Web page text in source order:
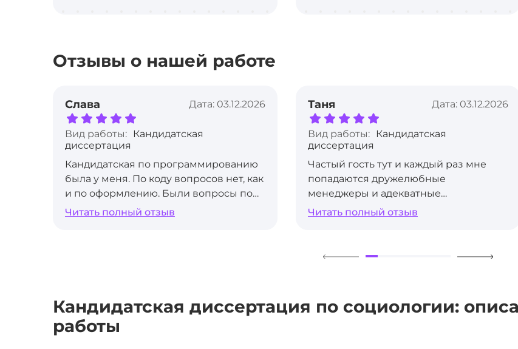
Отзывы о нашей работе
Слава Дата: 03.12.2026
Вид работы:
Кандидатская
диссертация
Кандидатская по программированию
была у меня. По коду вопросов нет, как
и по оформлению. Были вопросы по
таймингу и по последовательности
Читать полный отзыв
Таня Дата: 03.12.2026
Вид работы:
Кандидатская
диссертация
Частый гость тут и каждый раз мне
попадаются дружелюбные
менеджеры и адекватные
исполнители, разбирающиеся в теме
если что-то не устраивает, запросить
проблемы. Благодарю за очередную
Читать полный отзыв
Кандидатская диссертация по социологии:
работы